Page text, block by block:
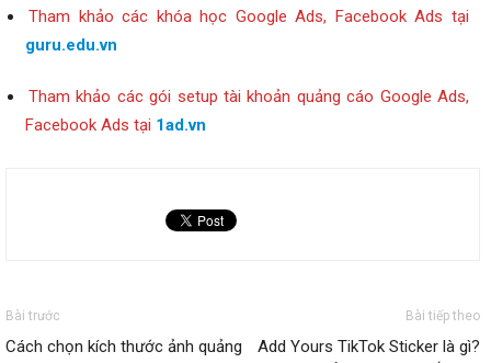
Tham khảo các khóa học Google Ads, Facebook Ads tại
guru.edu.vn
Tham khảo các gói setup tài khoản quảng cáo Google Ads,
Facebook Ads tại 1ad.vn
Bài trước
Cách chọn kích thước ảnh quảng
Bài tiếp theo
Add Yours TikTok Sticker là gì?